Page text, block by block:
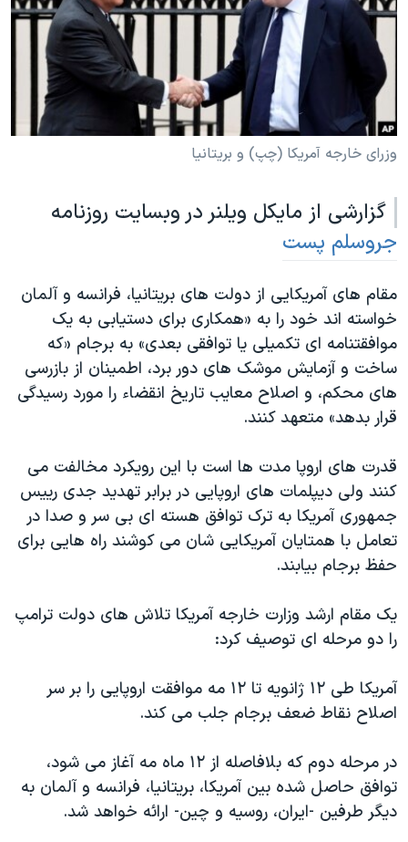
فرهنگ و زندگی
حقوق شهروندی
علم و فناوری
اسرائیل در جنگ
آرشیو پخش زنده
مستندها
انتخابات ریاست جمهوری آمریکا ۲۰۲۴
حمله جمهوری اسلامی به اسرائیل
رمز مهسا
ورزش زنان در ایران
مجموعه مستندهای دادخواهی
تریبونال مردمی آبان ۹۸
چهل سال گروگان‌گیری
قانون شفافیت دارائی کادر رهبری ایران
اعتراضات مردمی آبان ۹۸
اسرائیل در جنگ
همایش محافظه‌کاران آمریکا «سی‌پک»
صفحه‌های ویژه
سفر پرزیدنت ترامپ به چین
دنبال کنید
زبانهای مختلف
وزرای خارجه آمریکا (چپ) و بریتانیا
گزارشی از مایکل ویلنر در وبسایت روزنامه
جروسلم پست
مقام های آمریکایی از دولت های بریتانیا، فرانسه و آلمان
خواسته اند خود را به «همکاری برای دستیابی به یک
موافقتنامه ای تکمیلی یا توافقی بعدی» به برجام «که
ساخت و آزمایش موشک های دور برد، اطمینان از بازرسی
های محکم، و اصلاح معایب تاریخ انقضاء را مورد رسیدگی
قرار بدهد» متعهد کنند.
قدرت های اروپا مدت ها است با این رویکرد مخالفت می
کنند ولی دیپلمات های اروپایی در برابر تهدید جدی رییس
جمهوری آمریکا به ترک توافق هسته ای بی سر و صدا در
تعامل با همتایان آمریکایی شان می کوشند راه هایی برای
حفظ برجام بیابند.
یک مقام ارشد وزارت خارجه آمریکا تلاش های دولت ترامپ
را دو مرحله ای توصیف کرد:
آمریکا طی ۱۲ ژانویه تا ۱۲ مه موافقت اروپایی را بر سر
اصلاح نقاط ضعف برجام جلب می کند.
در مرحله دوم که بلافاصله از ۱۲ ماه مه آغاز می شود،
توافق حاصل شده بین آمریکا، بریتانیا، فرانسه و آلمان به
دیگر طرفین -ایران، روسیه و چین- ارائه خواهد شد.